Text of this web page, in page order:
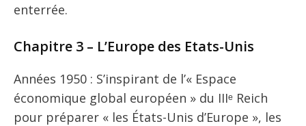
enterrée.
Chapitre 3 – L’Europe des Etats-Unis
Années 1950 : S’inspirant de l’« Espace
économique global européen » du IIIᵉ Reich
pour préparer « les États-Unis d’Europe », les